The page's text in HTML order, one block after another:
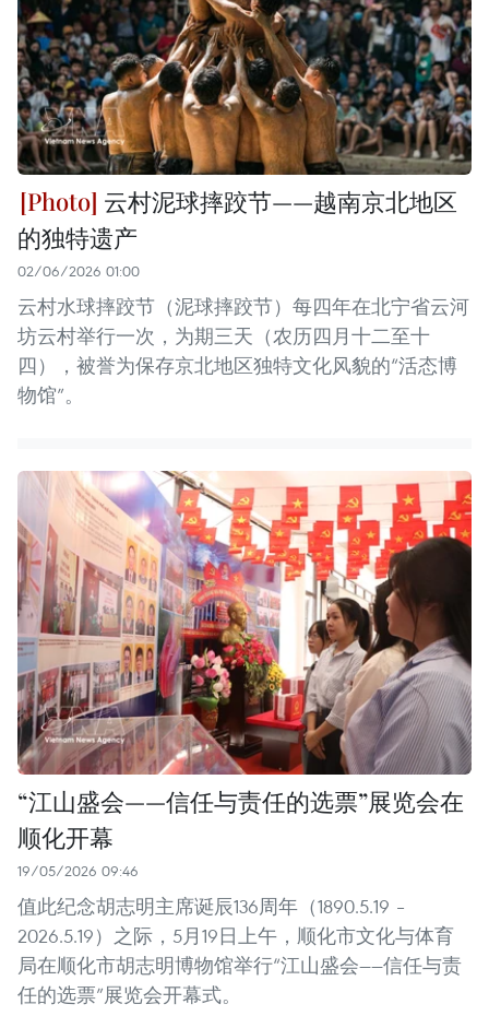
云村泥球摔跤节——越南京北地区
的独特遗产
02/06/2026 01:00
云村水球摔跤节（泥球摔跤节）每四年在北宁省云河
坊云村举行一次，为期三天（农历四月十二至十
四），被誉为保存京北地区独特文化风貌的“活态博
物馆”。
“江山盛会——信任与责任的选票”展览会在
顺化开幕
19/05/2026 09:46
值此纪念胡志明主席诞辰136周年（1890.5.19 –
2026.5.19）之际，5月19日上午，顺化市文化与体育
局在顺化市胡志明博物馆举行“江山盛会——信任与责
任的选票”展览会开幕式。